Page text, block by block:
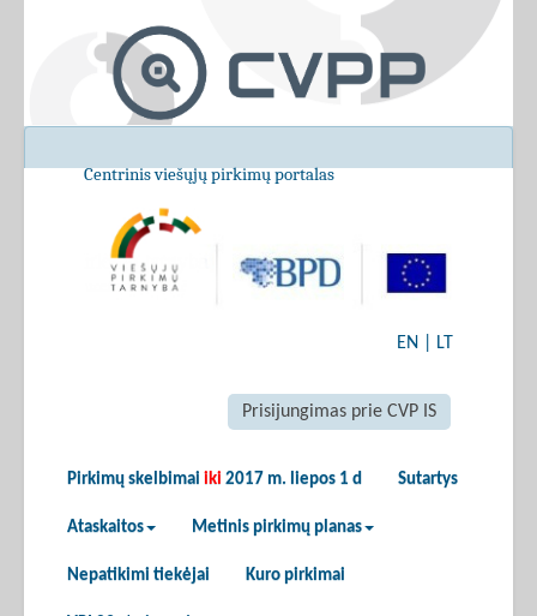
Centrinis viešųjų pirkimų portalas
EN LT
Prisijungimas prie CVP IS
Pirkimų skelbimai iki 2017 m. liepos 1 d Sutartys
Ataskaitos Metinis pirkimų planas
Nepatikimi tiekėjai Kuro pirkimai